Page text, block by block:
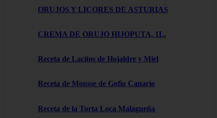
ORUJOS Y LICORES DE ASTURIAS
CREMA DE ORUJO HIJOPUTA, 1L.
Receta de Lacitos de Hojaldre y Miel
Receta de Mousse de Gofio Canario
Receta de la Torta Loca Malagueña